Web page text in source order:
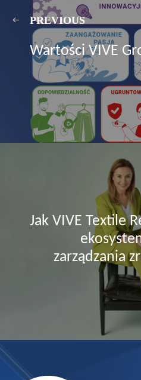
PREVIOUS
Wartości VIVE
Jak VIVE Textile
zarządzania